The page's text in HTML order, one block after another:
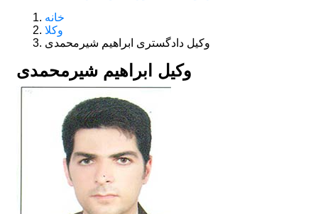
خانه
وکلا
وکیل دادگستری ابراهیم شیرمحمدی
وکیل ابراهیم شیرمحمدی